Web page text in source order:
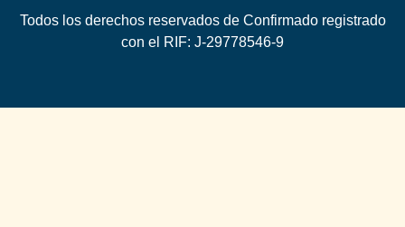
Todos los derechos reservados de Confirmado registrado
con el RIF: J-29778546-9